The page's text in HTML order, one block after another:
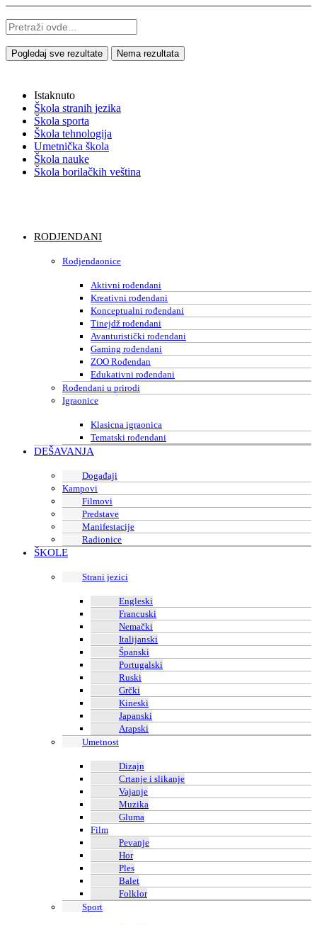
Pogledaj sve rezultate Nema rezultata
Istaknuto
Škola stranih jezika
Škola sporta
Škola tehnologija
Umetnička škola
Škola nauke
Škola borilačkih veština
RODJENDANI
Rodjendaonice
Aktivni rođendani
Kreativni rođendani
Konceptualni rođendani
Tinejdž rođendani
Avanturistički rođendani
Gaming rođendani
ZOO Rođendan
Edukativni rođendani
Rođendani u prirodi
Igraonice
Klasicna igraonica
Tematski rođendani
DEŠAVANJA
Događaji
Kampovi
Filmovi
Predstave
Manifestacije
Radionice
ŠKOLE
Strani jezici
Engleski
Francuski
Nemački
Italijanski
Španski
Portugalski
Ruski
Grčki
Kineski
Japanski
Arapski
Umetnost
Dizajn
Crtanje i slikanje
Vajanje
Muzika
Gluma
Film
Pevanje
Hor
Ples
Balet
Folklor
Sport